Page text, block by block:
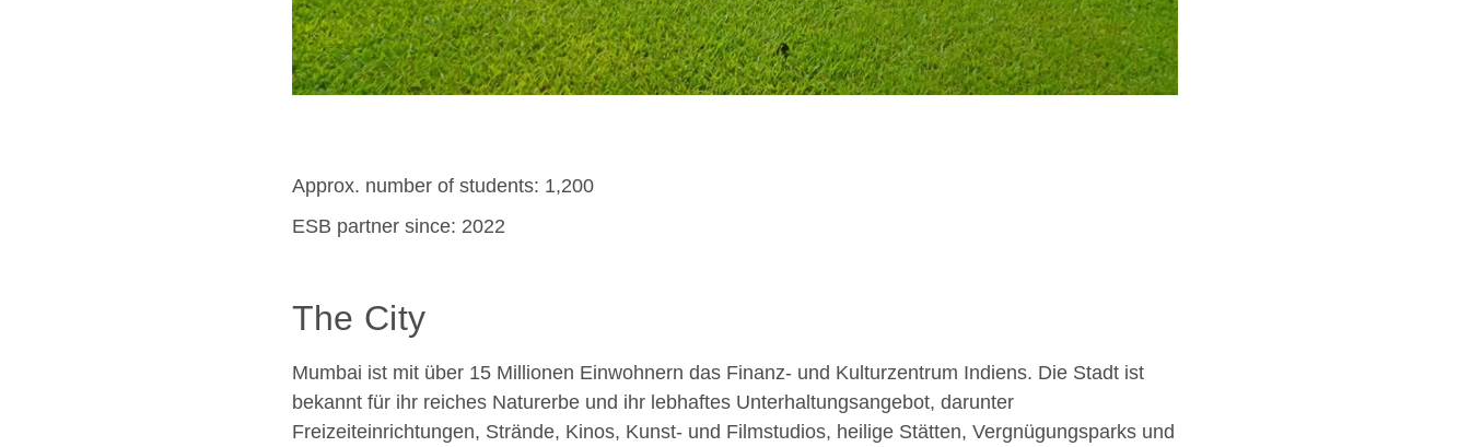
Approx. number of students: 1,200
ESB partner since: 2022
The City
Mumbai ist mit über 15 Millionen Einwohnern das Finanz- und Kulturzentrum Indiens. Die Stadt ist
bekannt für ihr reiches Naturerbe und ihr lebhaftes Unterhaltungsangebot, darunter
Freizeiteinrichtungen, Strände, Kinos, Kunst- und Filmstudios, heilige Stätten, Vergnügungsparks und